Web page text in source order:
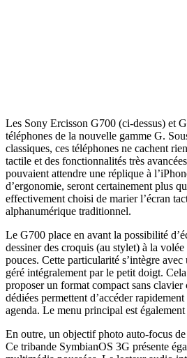
Les Sony Ercisson G700 (ci-dessus) et
téléphones de la nouvelle gamme G.
classiques, ces téléphones ne cachent
tactile et des fonctionnalités très
pouvaient attendre une réplique à
d’ergonomie, seront certainement plus
effectivement choisi de marier l’écran
alphanumérique traditionnel.
Le G700 place en avant la possibilité
dessiner des croquis (au stylet) à la
pouces. Cette particularité s’intègre
géré intégralement par le petit doigt.
proposer un format compact sans clavier
dédiées permettent d’accéder
agenda. Le menu principal est
En outre, un objectif photo auto-focus
Ce tribande SymbianOS 3G présente